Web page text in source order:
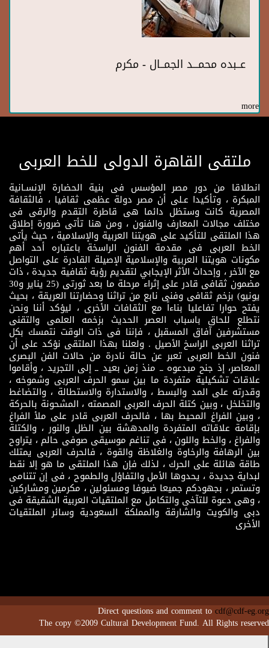
عــبده محمـــد الجمــال - مكرم
more
ملتقى القاهرة الدولى للخط العربى
انطلاقا من دور مصر المؤسس فى بنية الحضارة الإنسـانية
المبكرة ، وتأكيدا عـلى أن مصر دولة عظمى ثقافيا ، فالثقافة
المصرية كانت وستظل دائما هى قاطرة التقدم والرقى فى
مختلف مجالات المعارف والفنون ، ومن هنا تأتى ضرورة إطلاق
هذا الملتقى للتأكيد على هويتنا العربية والإسلامية ، حيث يأتى
الخط العربى فى مقدمة الفنون الراسخة باعتباره أحد أهم
مكونات هويتنا العربية والإسلامية الإصيلة القادرة على التواصل
مع الآخر ، وإحداث الأثر الإيجابي لتقديم رؤية ثقافية جديدة ، ذات
مضمون ثقافى قادر على إثراء مرحلة ما بعد ثورتى (25 يناير و30
يونيو) بزخم ثقافى وفنى نابع من تراثنا وحضارتنا العريقة ، بحيث
يفتح حوارا تفاعليا بناءاً مع الثقافات الأخرى ، ليؤكد أننا ونحن
نتطلع للحاق باسباب العصر الحديث بزخمه العلمى والتقنى
مستشرفين آفاق المسقبل ، فإننا فى ذات الوقت نتمسك بكل
تراثنا العربى الراسخ الأصيل . ولعلنا بهذا الملتقى نؤكد على أن
فنون الخط العربى تعبر عن حالة نادرة من حالات الفن البصرى
المعاصر، إذ جنح مبدعوه ــ منذ زمن بعيد ــ إلى التجريد ، وأقاموا
علاقات تشكيلية متفردة ما بين سمو الحرف العربى وشموخه ،
وقدرته على المد والبسط ، والاستدارة والاستطالة ، والتضاغط
والتخلخل ، وبين كتلة الحرف العربى المصمته ، المشحونة بالحركة
، وبين الفراغ المحيط بها ، فالحرف العربى قادر على ملأ الفراغ
بإقامة علاقاته المتفردة والمدهشة بين الظل والنور ، والكتلة
والفراغ ، والخط واللون ، فى تناغم موسيقى صوفى حالم ، يتراوح
بين الرهافة والرخاوة والغلاظة والقوة ، فالحرف العربى يمتلك
طاقة هائلة على الحرك ، لذلك فإن هذا الملتقى ما هو إلا نقط
لبداية جديدة ، يحدوها الأمل والتفاؤل والطموح ، فى إن تتنامى
وتستمر ، بجهودكم جميعا ضيوفا ومسئولين ، مكرمين ومشاركين
، وهى دعوة للتآخى والتكامل مع الملتقيات العربية الشقيقة فى
دبى والكويت والشارقة والمملكة السعودية وسائر الملتقيات
الأخرى
Direct questions and comment tocdf@cdf-eg.org
The copy ©2009 Cultural Development Fund. All Rights reserved